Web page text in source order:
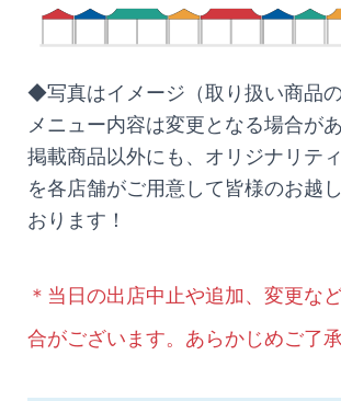
◆写真はイメージ（取り扱い商品の
メニュー内容は変更となる場合があ
掲載商品以外にも、オリジナリテ
を各店舗がご用意して皆様のお越
おります！
＊当日の出店中止や追加、変更な
合がございます。あらかじめご了承